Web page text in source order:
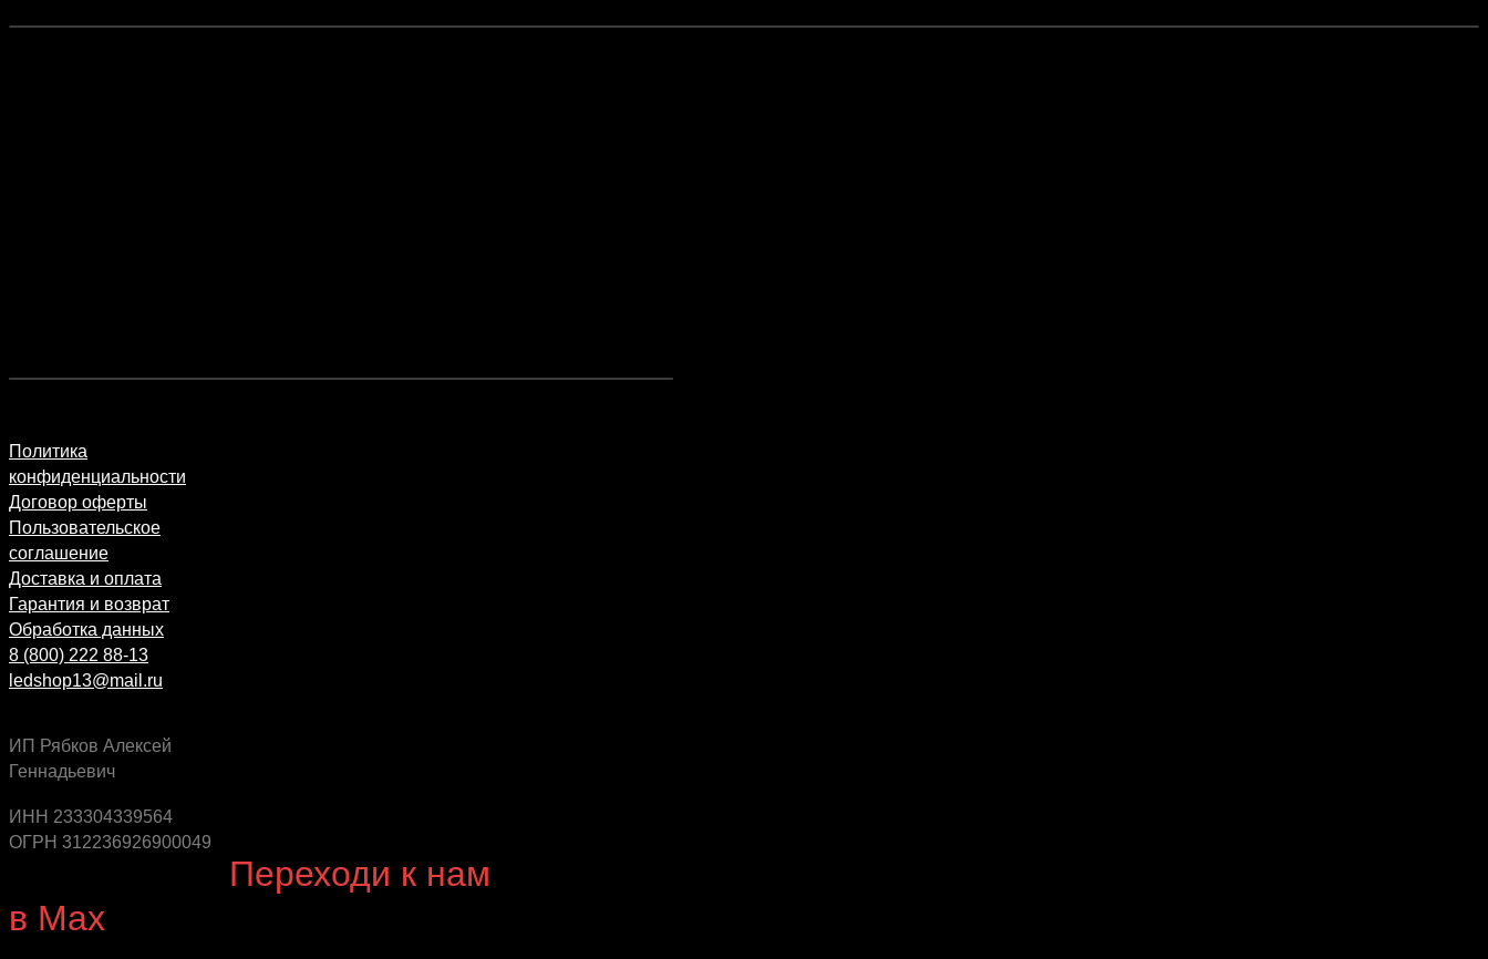
новинок и новых поступлений на склад
Переходи к нам
в Max
Политика
конфиденциальности
Договор оферты
Пользовательское
соглашение
Доставка и оплата
Гарантия и возврат
Обработка данных
8 (800) 222 88-13
ledshop13@mail.ru
ИП Рябков Алексей
Геннадьевич
ИНН 233304339564
ОГРН 312236926900049